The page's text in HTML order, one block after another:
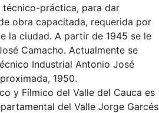
práctica, para dar
obra capacitada, requerida por
la ciudad. A partir de 1945 se le
Camacho. Actualmente se
Industrial Antonio José
1950.
y Fílmico del Valle del Cauca es
del Valle Jorge Garcés